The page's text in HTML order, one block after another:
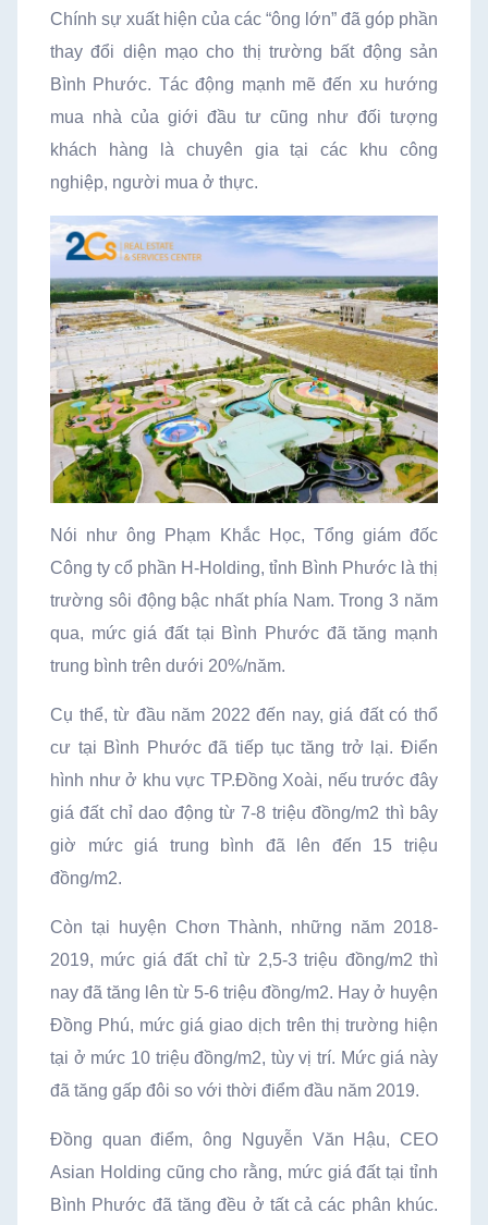
Chính sự xuất hiện của các “ông lớn” đã góp phần
thay đổi diện mạo cho thị trường bất động sản
Bình Phước. Tác động mạnh mẽ đến xu hướng
mua nhà của giới đầu tư cũng như đối tượng
khách hàng là chuyên gia tại các khu công
nghiệp, người mua ở thực.
Nói như ông Phạm Khắc Học, Tổng giám đốc
Công ty cổ phần H-Holding, tỉnh Bình Phước là thị
trường sôi động bậc nhất phía Nam. Trong 3 năm
qua, mức giá đất tại Bình Phước đã tăng mạnh
trung bình trên dưới 20%/năm.
Cụ thể, từ đầu năm 2022 đến nay, giá đất có thổ
cư tại Bình Phước đã tiếp tục tăng trở lại. Điển
hình như ở khu vực TP.Đồng Xoài, nếu trước đây
giá đất chỉ dao động từ 7-8 triệu đồng/m2 thì bây
giờ mức giá trung bình đã lên đến 15 triệu
đồng/m2.
Còn tại huyện Chơn Thành, những năm 2018-
2019, mức giá đất chỉ từ 2,5-3 triệu đồng/m2 thì
nay đã tăng lên từ 5-6 triệu đồng/m2. Hay ở huyện
Đồng Phú, mức giá giao dịch trên thị trường hiện
tại ở mức 10 triệu đồng/m2, tùy vị trí. Mức giá này
đã tăng gấp đôi so với thời điểm đầu năm 2019.
Đồng quan điểm, ông Nguyễn Văn Hậu, CEO
Asian Holding cũng cho rằng, mức giá đất tại tỉnh
Bình Phước đã tăng đều ở tất cả các phân khúc.